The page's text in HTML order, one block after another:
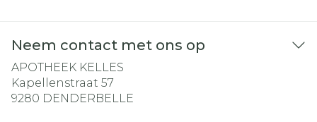
Neem contact met ons op
APOTHEEK KELLES
Kapellenstraat 57
9280 DENDERBELLE